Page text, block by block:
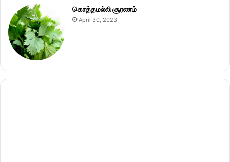
கொத்தமல்லி சூரணம்
April 30, 2023